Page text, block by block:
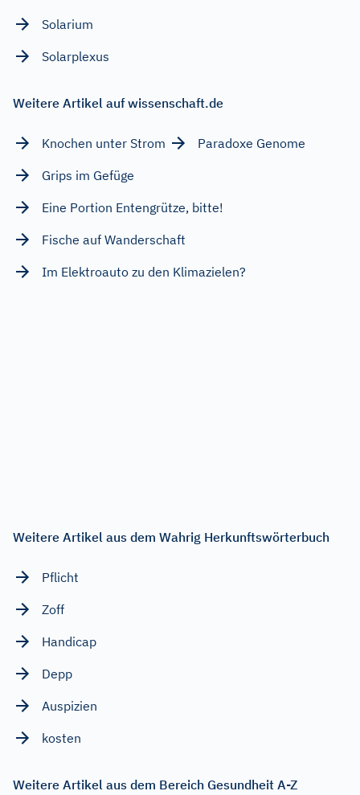
Solarium
Solarplexus
Weitere Artikel auf wissenschaft.de
Knochen unter Strom
Paradoxe Genome
Grips im Gefüge
Eine Portion Entengrütze, bitte!
Fische auf Wanderschaft
Im Elektroauto zu den Klimazielen?
Weitere Artikel aus dem Wahrig Herkunftswörterbuch
Pflicht
Zoff
Handicap
Depp
Auspizien
kosten
Weitere Artikel aus dem Bereich Gesundheit A-Z